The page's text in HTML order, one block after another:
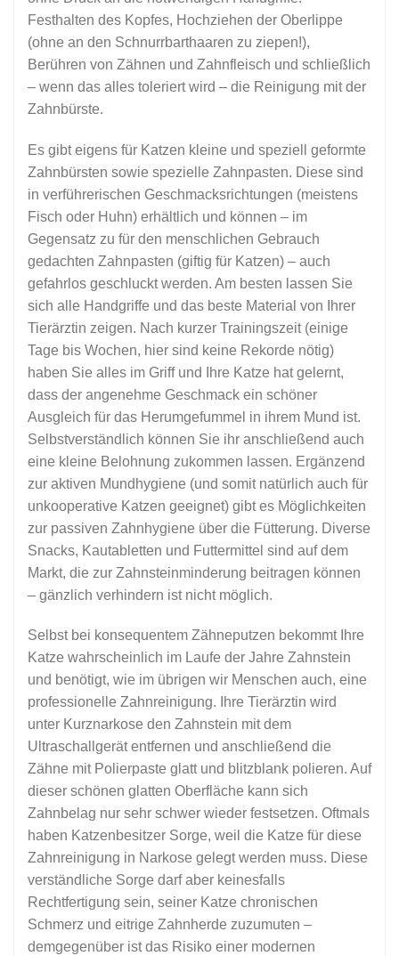
Festhalten des Kopfes, Hochziehen der Oberlippe
(ohne an den Schnurrbarthaaren zu ziepen!),
Berühren von Zähnen und Zahnfleisch und schließlich
– wenn das alles toleriert wird – die Reinigung mit der
Zahnbürste.
Es gibt eigens für Katzen kleine und speziell geformte
Zahnbürsten sowie spezielle Zahnpasten. Diese sind
in verführerischen Geschmacksrichtungen (meistens
Fisch oder Huhn) erhältlich und können – im
Gegensatz zu für den menschlichen Gebrauch
gedachten Zahnpasten (giftig für Katzen) – auch
gefahrlos geschluckt werden. Am besten lassen Sie
sich alle Handgriffe und das beste Material von Ihrer
Tierärztin zeigen. Nach kurzer Trainingszeit (einige
Tage bis Wochen, hier sind keine Rekorde nötig)
haben Sie alles im Griff und Ihre Katze hat gelernt,
dass der angenehme Geschmack ein schöner
Ausgleich für das Herumgefummel in ihrem Mund ist.
Selbstverständlich können Sie ihr anschließend auch
eine kleine Belohnung zukommen lassen. Ergänzend
zur aktiven Mundhygiene (und somit natürlich auch für
unkooperative Katzen geeignet) gibt es Möglichkeiten
zur passiven Zahnhygiene über die Fütterung. Diverse
Snacks, Kautabletten und Futtermittel sind auf dem
Markt, die zur Zahnsteinminderung beitragen können
– gänzlich verhindern ist nicht möglich.
Selbst bei konsequentem Zähneputzen bekommt Ihre
Katze wahrscheinlich im Laufe der Jahre Zahnstein
und benötigt, wie im übrigen wir Menschen auch, eine
professionelle Zahnreinigung. Ihre Tierärztin wird
unter Kurznarkose den Zahnstein mit dem
Ultraschallgerät entfernen und anschließend die
Zähne mit Polierpaste glatt und blitzblank polieren. Auf
dieser schönen glatten Oberfläche kann sich
Zahnbelag nur sehr schwer wieder festsetzen. Oftmals
haben Katzenbesitzer Sorge, weil die Katze für diese
Zahnreinigung in Narkose gelegt werden muss. Diese
verständliche Sorge darf aber keinesfalls
Rechtfertigung sein, seiner Katze chronischen
Schmerz und eitrige Zahnherde zuzumuten –
demgegenüber ist das Risiko einer modernen